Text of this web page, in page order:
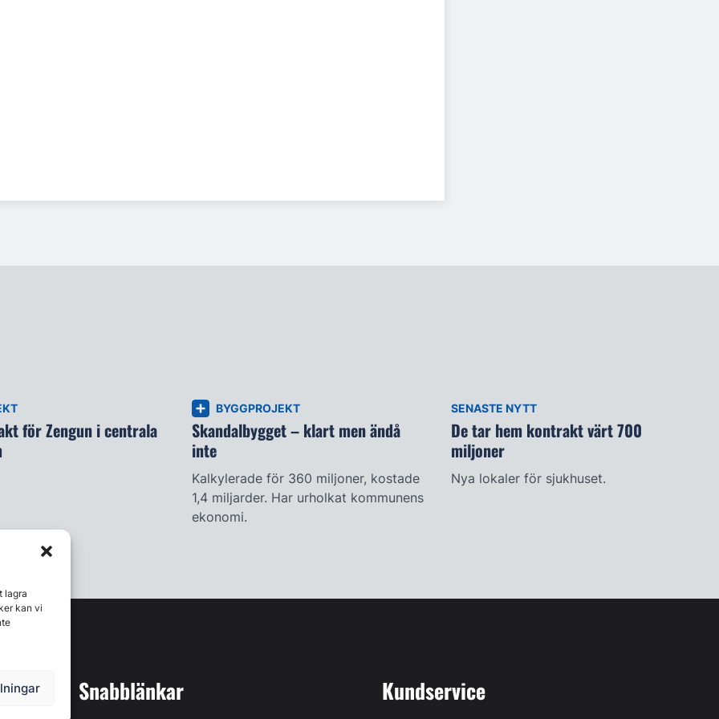
lagra
kan vi
för Zengun i centrala
BYGGPROJEKT
Skandalbygget – klart men ändå
inte
Kalkylerade för 360 miljoner, kostade
1,4 miljarder. Har urholkat kommunens
ekonomi.
SENASTE NYTT
De tar hem kontrakt värt 700
miljoner
Nya lokaler för sjukhuset.
Snabblänkar Kundservice